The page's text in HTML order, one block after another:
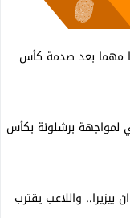
مهما بعد صدمة كأس
لمواجهة برشلونة بكأس
بيزيرا.. واللاعب يقترب